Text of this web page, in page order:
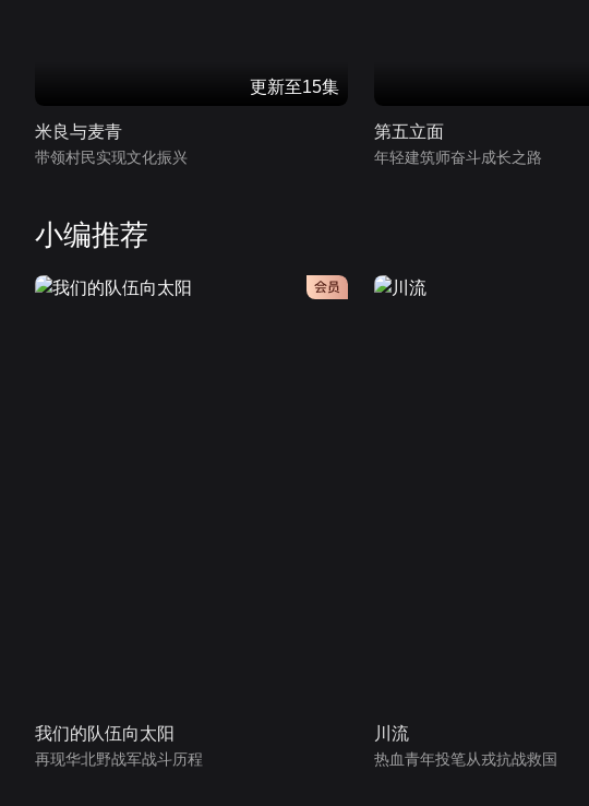
更新至15集
米良与麦青
带领村民实现文化振兴
第五立面
年轻建筑师奋斗成长之路
小编推荐
会员
我们的队伍向太阳
再现华北野战军战斗历程
川流
热血青年投笔从戎抗战救国